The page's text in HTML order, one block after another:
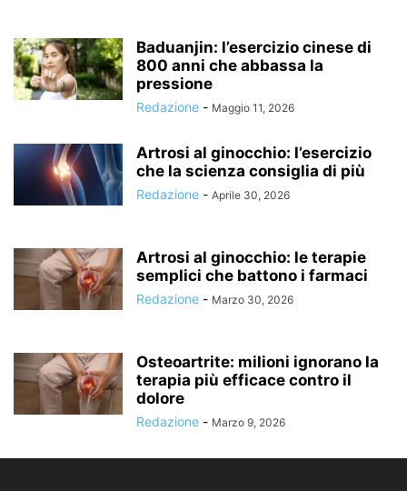
Baduanjin: l’esercizio cinese di
800 anni che abbassa la
pressione
Redazione - Maggio 11, 2026
Artrosi al ginocchio: l’esercizio
che la scienza consiglia di più
Redazione - Aprile 30, 2026
Artrosi al ginocchio: le terapie
semplici che battono i farmaci
Redazione - Marzo 30, 2026
Osteoartrite: milioni ignorano la
terapia più efficace contro il
dolore
Redazione - Marzo 9, 2026